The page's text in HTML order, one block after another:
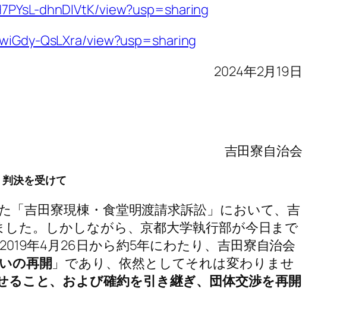
dhnDIVtK/view?usp=sharing
QsLXra/view?usp=sharing
2024年2月19日
吉田寮自治会
決を受けて
「吉田寮現棟・食堂明渡請求訴訟」において、吉
た。しかしながら、京都大学執行部が今日まで
年4月26日から約5年にわたり、吉田寮自治会
の再開」であり、依然としてそれは変わりませ
ること、および確約を引き継ぎ、団体交渉を再開